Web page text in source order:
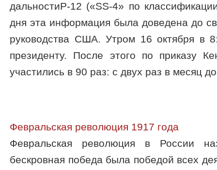
дальностиР-12 («SS-4» по
дня эта информация была доведена до
руководства США. Утром 16 октября в
президенту. После этого по приказу
участились в 90 раз: с двух раз в месяц
Февральская революция 1917 года
Февральская революция в России
бескровная победа была победой всех